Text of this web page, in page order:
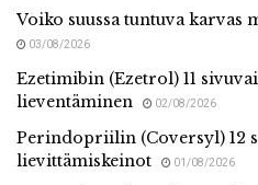
Voiko suussa tuntuva karvas
03/08/2026
Ezetimibin (Ezetrol) 11
lieventäminen
02/08/2026
Perindopriilin (Coversyl) 12
lievittämiskeinot
01/08/2026